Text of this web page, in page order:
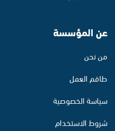
عن المؤسسة
من نحن
طاقم العمل
سياسة الخصوصية
شروط الاستخدام